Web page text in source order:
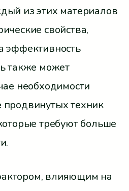
из этих материалов
свойства,
эффективность
также может
необходимости
техник
требуют больше
влияющим на